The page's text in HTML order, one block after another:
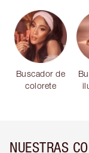
Buscador de
colorete
NUESTRAS